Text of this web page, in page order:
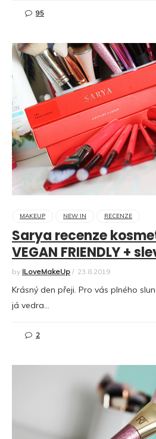
95
MAKEUP NEW IN RECENZE
Sarya recenze
VEGAN FRIENDLY +
by ILoveMakeUp / 23.8.2019
Krásný den přeji. Pro vás plného
já vedra…
2